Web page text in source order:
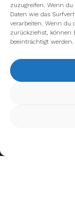
zuzugreifen. Wenn
Daten wie das
verarbeiten. Wenn du
zurückziehst, können
beeinträchtigt werden.
Wir verwenden
verwenden oder